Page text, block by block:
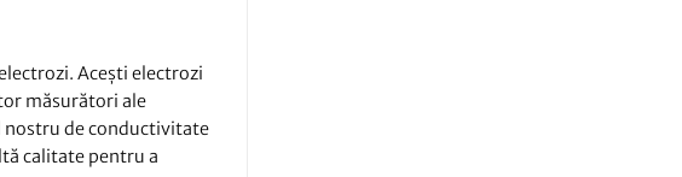
Acești electrozi
măsurători ale
de conductivitate
calitate pentru a